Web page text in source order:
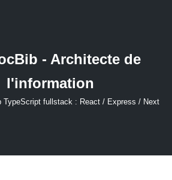
- Architecte de
l'information
TypeScript fullstack : React / Express / Next